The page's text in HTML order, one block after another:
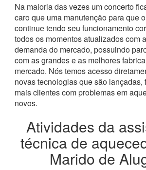
Na maioria das vezes um concerto
caro que uma manutenção para que
continue tendo seu funcionamento
todos os momentos atualizados com
demanda do mercado, possuindo
com as grandes e as melhores
mercado. Nós temos acesso
novas tecnologias que são
mais clientes com problemas em
novos.
Atividades da
técnica de
Marido de